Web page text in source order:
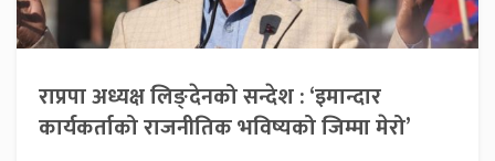
राप्रपा अध्यक्ष लिङ्देनको सन्देश : ‘इमान्दार
कार्यकर्ताको राजनीतिक भविष्यको जिम्मा मेरो’